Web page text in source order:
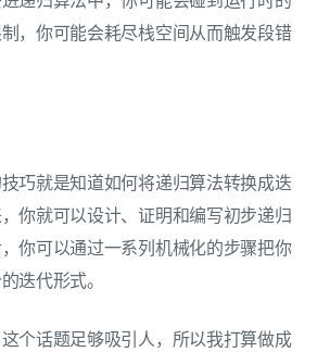
，你可能会耗尽栈空间从而触发段错
巧就是知道如何将递归算法转换成迭
你就可以设计、证明和编写初步递归
你可以通过一系列机械化的步骤把你
迭代形式。
个话题足够吸引人，所以我打算做成